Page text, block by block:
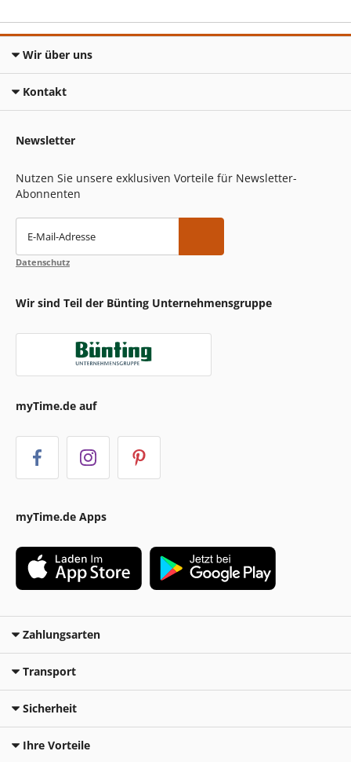
Wir über uns
Kontakt
Newsletter
Nutzen Sie unsere exklusiven Vorteile für Newsletter-
Abonnenten
E-Mail-Adresse
Datenschutz
Wir sind Teil der Bünting Unternehmensgruppe
myTime.de auf
myTime.de Apps
Zahlungsarten
Transport
Sicherheit
Ihre Vorteile